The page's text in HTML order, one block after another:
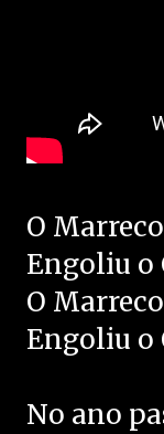
O
Engoliu o
O
Engoliu o
No ano